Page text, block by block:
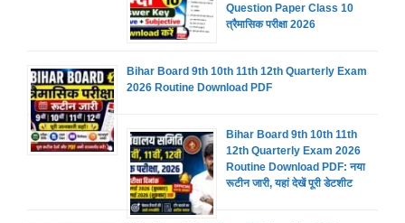
Question Paper Class 10
त्रैमासिक परीक्षा 2026
Bihar Board 9th 10th 11th 12th Quarterly Exam
2026 Routine Download PDF
Bihar Board 9th 10th 11th
12th Quarterly Exam 2026
Routine Download PDF: नया
रूटीन जारी, यहां देखें पूरी डेटशीट